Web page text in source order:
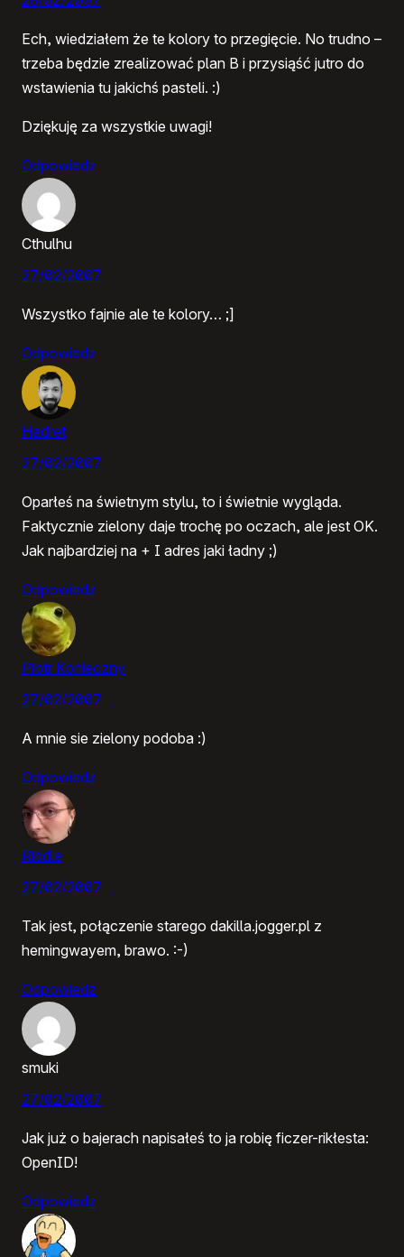
Ech, wiedziałem że te kolory to przegięcie. No trudno –
trzeba będzie zrealizować plan B i przysiąść jutro do
wstawienia tu jakichś pasteli. :)
Dziękuję za wszystkie uwagi!
Odpowiedz
Cthulhu
27/02/2007
Wszystko fajnie ale te kolory… ;]
Odpowiedz
Hadret
27/02/2007
Oparłeś na świetnym stylu, to i świetnie wygląda.
Faktycznie zielony daje trochę po oczach, ale jest OK.
Jak najbardziej na + I adres jaki ładny ;)
Odpowiedz
Piotr Konieczny
27/02/2007
A mnie sie zielony podoba :)
Odpowiedz
Riddle
27/02/2007
Tak jest, połączenie starego dakilla.jogger.pl z
hemingwayem, brawo. :-)
Odpowiedz
smuki
27/02/2007
Jak już o bajerach napisałeś to ja robię ficzer-rikłesta:
OpenID!
Odpowiedz